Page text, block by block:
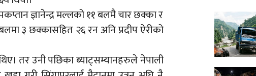
ज्ञानेन्द्र मल्लको ११ बलमै चार छक्का र
३ छक्कासहित २६ रन अनि प्रदीप ऐरीको
तर उनी पछिका ब्याट्सम्यानहरुले नेपाली